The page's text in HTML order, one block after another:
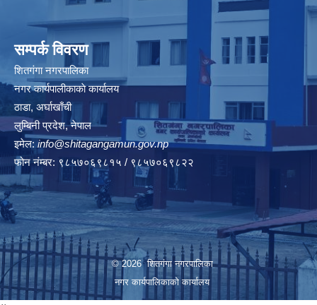
सम्पर्क विवरण
शितगंगा नगरपालिका
नगर कार्यपालीकाकाे कार्यालय
ठाडा, अर्घाखाँची
लुम्बिनी प्रदेश, नेपाल
इमेल: info@shitagangamun.gov.np
फोन नंम्बर: ९८५७०६९८१५ / ९८५७०६९८२२
© 2026 शितगंगा नगरपालिका
नगर कार्यपालिकाकाे कार्यालय